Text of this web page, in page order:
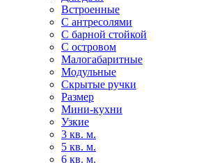
Встроенные
С антресолями
С барной стойкой
С островом
Малогабаритные
Модульные
Скрытые ручки
Размер
Мини-кухни
Узкие
3 кв. м.
5 кв. м.
6 кв. м.